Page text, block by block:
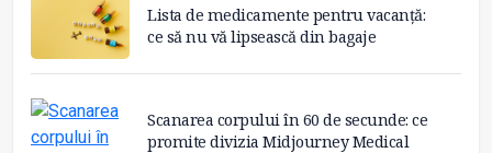
Lista de medicamente pentru vacanță:
ce să nu vă lipsească din bagaje
Scanarea corpului în 60 de secunde: ce
promite divizia Midjourney Medical